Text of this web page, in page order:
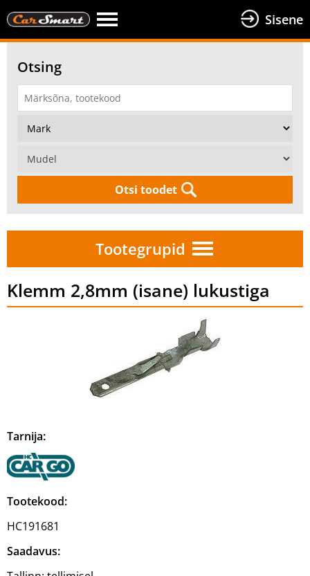
Sisene
Otsing
Otsi toodet
Tootegrupid
Klemm 2,8mm (isane) lukustiga
Tarnija:
Tootekood:
HC191681
Saadavus: